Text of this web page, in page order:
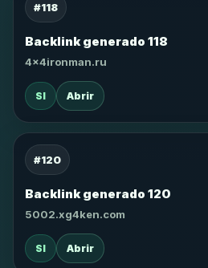
#118
Backlink generado 118
4x4ironman.ru
SI Abrir
#120
Backlink generado 120
5002.xg4ken.com
SI Abrir